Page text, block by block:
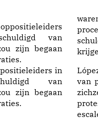
in
van
zijn begaan
van